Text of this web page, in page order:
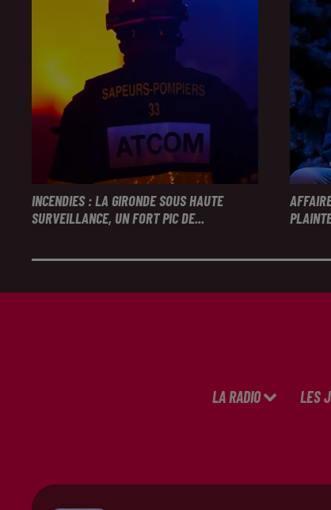
INCENDIES : LA GIRONDE SOUS HAUTE
SURVEILLANCE, UN FORT PIC DE...
LA RADIO LES